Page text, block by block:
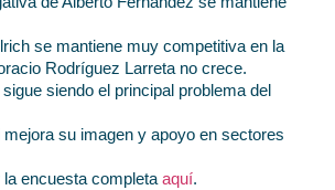
se mantiene muy competitiva en la
Rodríguez Larreta no crece.
siendo el principal problema del
su imagen y apoyo en sectores
encuesta completa aquí.